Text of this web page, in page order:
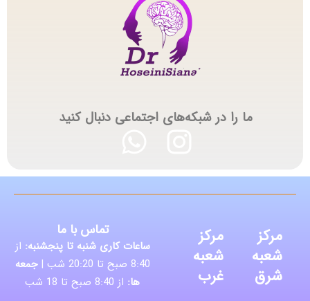
ما را در شبکه‌های اجتماعی دنبال کنید
مرکز
شعبه
شرق
مرکز
شعبه
غرب
تماس با ما
ساعات کاری شنبه تا پنجشنبه: از
8:40 صبح تا 20:20 شب |
جمعه
ها: از 8:40 صبح تا 18 شب